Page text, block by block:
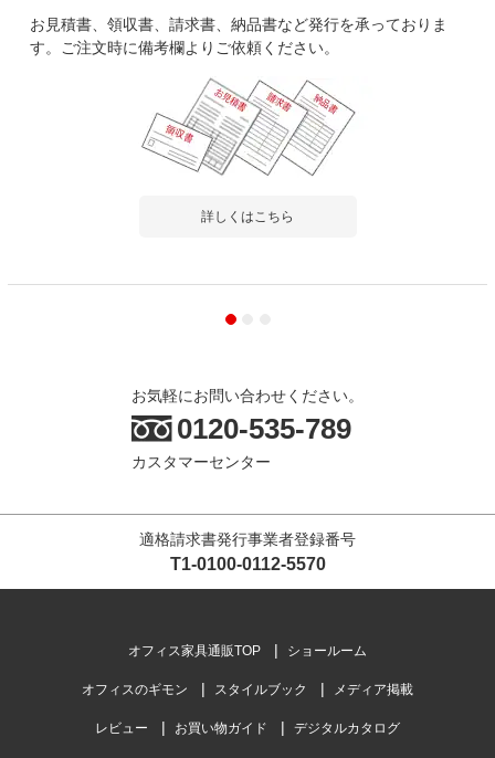
お見積書、領収書、請求書、納品書など発行を承っておりま
す。ご注文時に備考欄よりご依頼ください。
詳しくはこちら
お気軽にお問い合わせください。
0120-535-789
カスタマーセンター
適格請求書発行事業者登録番号
T1-0100-0112-5570
オフィス家具通販TOP ショールーム
オフィスのギモン スタイルブック メディア掲載
レビュー お買い物ガイド デジタルカタログ